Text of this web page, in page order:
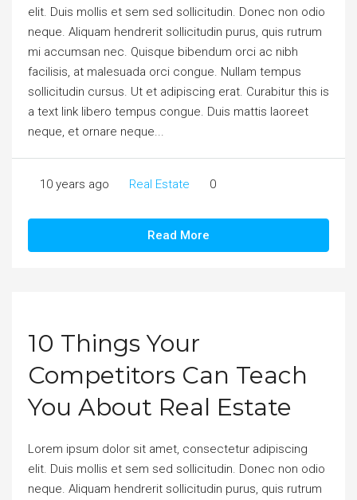
elit. Duis mollis et sem sed sollicitudin. Donec non odio
neque. Aliquam hendrerit sollicitudin purus, quis rutrum
mi accumsan nec. Quisque bibendum orci ac nibh
facilisis, at malesuada orci congue. Nullam tempus
sollicitudin cursus. Ut et adipiscing erat. Curabitur this is
a text link libero tempus congue. Duis mattis laoreet
neque, et ornare neque...
10 years ago Real Estate 0
Read More
10 Things Your
Competitors Can Teach
You About Real Estate
Lorem ipsum dolor sit amet, consectetur adipiscing
elit. Duis mollis et sem sed sollicitudin. Donec non odio
neque. Aliquam hendrerit sollicitudin purus, quis rutrum